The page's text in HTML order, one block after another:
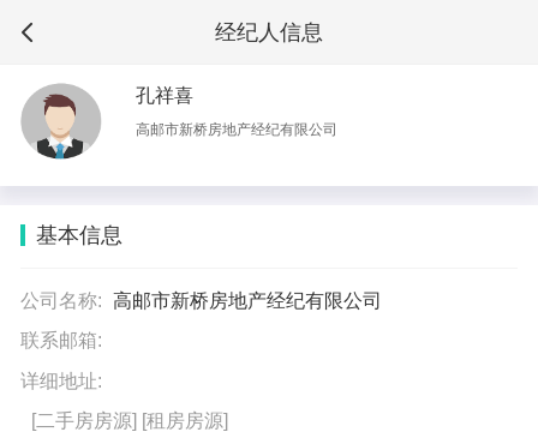
经纪人信息
孔祥喜
高邮市新桥房地产经纪有限公司
基本信息
公司名称: 高邮市新桥房地产经纪有限公司
联系邮箱:
详细地址:
[二手房房源] [租房房源]